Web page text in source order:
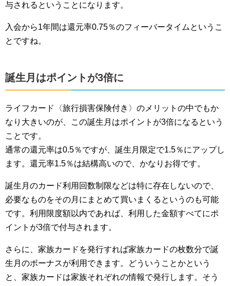
与されるということになります。
入会から1年間は還元率0.75％のフィーバータイムというこ
とですね。
誕生月はポイントが3倍に
ライフカード〈旅行損害保険付き〉のメリットの中でもか
なり大きいのが、この誕生月はポイントが3倍になるという
ことです。
通常の還元率は0.5％ですが、誕生月限定で1.5％にアップし
ます。還元率1.5％は結構高いので、かなりお得です。
誕生月のカード利用回数制限などは特に存在しないので、
必要なものをその月にまとめて買いまくるというのも可能
です。利用限度額以内であれば、利用した金額すべてにポ
イントが3倍で付与されます。
さらに、家族カードを発行すれば家族カードの枚数分で誕
生月のボーナスが利用できます。どういうことかという
と、家族カードは家族それぞれの情報で発行します。そう